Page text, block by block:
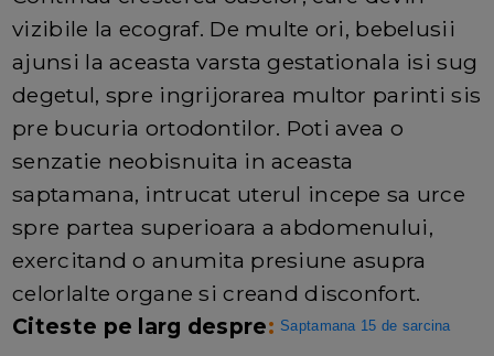
vizibile la ecograf. De multe ori, bebelusii
ajunsi la aceasta varsta gestationala isi sug
degetul, spre ingrijorarea multor parinti sis
pre bucuria ortodontilor. Poti avea o
senzatie neobisnuita in aceasta
saptamana, intrucat uterul incepe sa urce
spre partea superioara a abdomenului,
exercitand o anumita presiune asupra
celorlalte organe si creand disconfort.
Citeste pe larg despre: Saptamana 15 de sarcina